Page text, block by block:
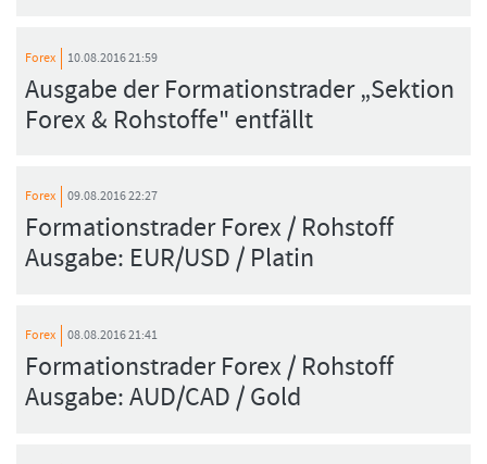
Forex 10.08.2016 21:59
Ausgabe der Formationstrader „Sektion
Forex & Rohstoffe" entfällt
Forex 09.08.2016 22:27
Formationstrader Forex / Rohstoff
Ausgabe: EUR/USD / Platin
Forex 08.08.2016 21:41
Formationstrader Forex / Rohstoff
Ausgabe: AUD/CAD / Gold